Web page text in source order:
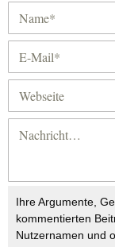
Ihre Argumente,
kommentierten
Nutzernamen und